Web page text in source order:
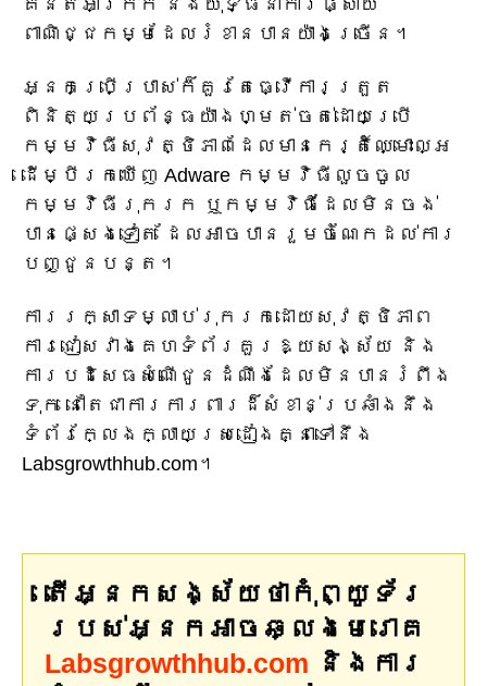
គំនិតអាក្រក់ និងយុទ្ធនាការផ្សាយ
ពាណិជ្ជកម្មដែលរំខានបានយ៉ាងច្រើន។
អ្នកប្រើប្រាស់ក៏គួរតែធ្វើការត្រួត
ពិនិត្យប្រព័ន្ធយ៉ាងហ្មត់ចត់ដោយប្រើ
កម្មវិធីសុវត្ថិភាពដែលមានកេរ្តិ៍ឈ្មោះល្អ
ដើម្បីរកឃើញ Adware កម្មវិធីលួចចូល
កម្មវិធីរុករក ឬកម្មវិធីដែលមិនចង់
បានផ្សេងទៀត ដែលអាចបានរួមចំណែកដល់ការ
បញ្ជូនបន្ត។
ការរក្សាទម្លាប់រុករកដោយសុវត្ថិភាព
ការជៀសវាងគេហទំព័រគួរឱ្យសង្ស័យ និង
ការបដិសេធសំណើជូនដំណឹងដែលមិនបានរំពឹង
ទុក នៅតែជាការការពារដ៏សំខាន់ប្រឆាំងនឹង
ទំព័រក្លែងក្លាយស្រដៀងគ្នាទៅនឹង
Labsgrowthhub.com។
តើអ្នកសង្ស័យថាកុំព្យូទ័រ
របស់អ្នកអាចឆ្លងមេរោគ
Labsgrowthhub.com និងការ